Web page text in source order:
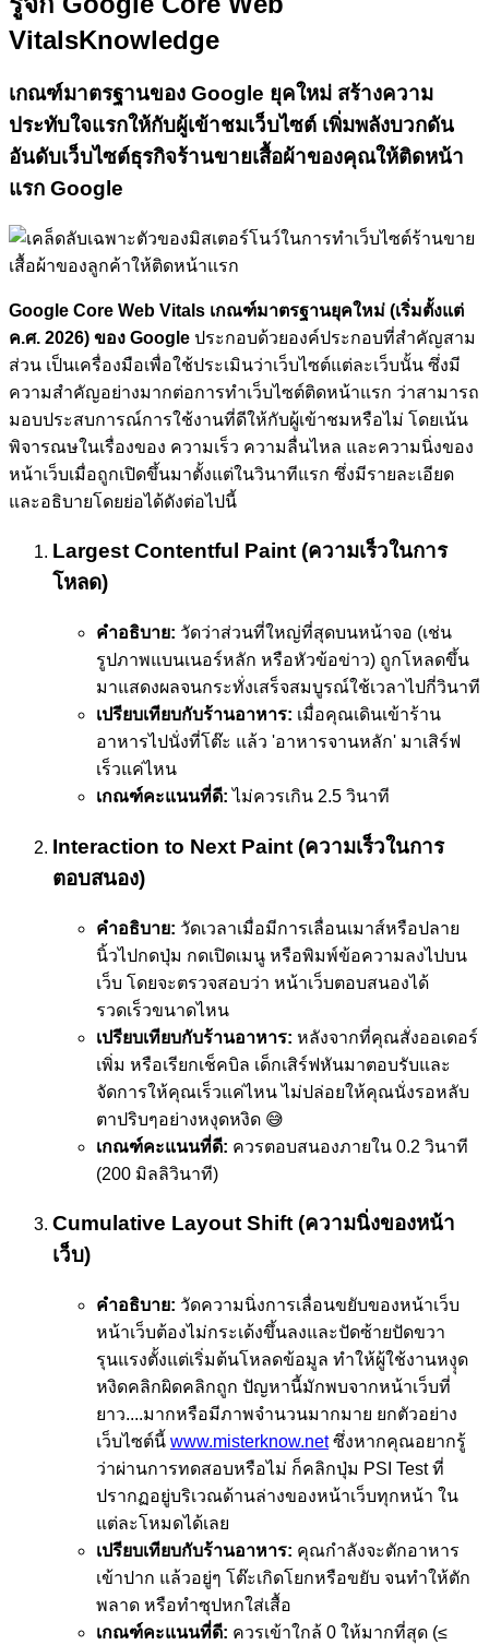
VitalsKnowledge
เกณฑ์มาตรฐานของ Google ยุคใหม่ สร้างความ
ประทับใจแรกให้กับผู้เข้าชมเว็บไซต์ เพิ่มพลังบวกดัน
อันดับเว็บไซต์ธุรกิจร้านขายเสื้อผ้าของคุณให้ติดหน้า
แรก Google
Google Core Web Vitals เกณฑ์มาตรฐานยุคใหม่ (เริ่มตั้งแต่
ค.ศ. 2026) ของ Google ประกอบด้วยองค์ประกอบที่สำคัญสาม
ส่วน เป็นเครื่องมือเพื่อใช้ประเมินว่าเว็บไซต์แต่ละเว็บนั้น ซึ่งมี
ความสำคัญอย่างมากต่อการทำเว็บไซต์ติดหน้าแรก ว่าสามารถ
มอบประสบการณ์การใช้งานที่ดีให้กับผู้เข้าชมหรือไม่ โดยเน้น
พิจารณษในเรื่องของ ความเร็ว ความลื่นไหล และความนิ่งของ
หน้าเว็บเมื่อถูกเปิดขึ้นมาตั้งแต่ในวินาทีแรก ซึ่งมีรายละเอียด
และอธิบายโดยย่อได้ดังต่อไปนี้
Largest Contentful Paint (ความเร็วในการ
โหลด)
คำอธิบาย: วัดว่าส่วนที่ใหญ่ที่สุดบนหน้าจอ (เช่น
รูปภาพแบนเนอร์หลัก หรือหัวข้อข่าว) ถูกโหลดขึ้น
มาแสดงผลจนกระทั่งเสร็จสมบูรณ์ใช้เวลาไปกี่วินาที
เปรียบเทียบกับร้านอาหาร: เมื่อคุณเดินเข้าร้าน
อาหารไปนั่งที่โต๊ะ แล้ว 'อาหารจานหลัก' มาเสิร์ฟ
เร็วแค่ไหน
เกณฑ์คะแนนที่ดี: ไม่ควรเกิน 2.5 วินาที
Interaction to Next Paint (ความเร็วในการ
ตอบสนอง)
คำอธิบาย: วัดเวลาเมื่อมีการเลื่อนเมาส์หรือปลาย
นิ้วไปกดปุ่ม กดเปิดเมนู หรือพิมพ์ข้อความลงไปบน
เว็บ โดยจะตรวจสอบว่า หน้าเว็บตอบสนองได้
รวดเร็วขนาดไหน
เปรียบเทียบกับร้านอาหาร: หลังจากที่คุณสั่งออเดอร์
เพิ่ม หรือเรียกเช็คบิล เด็กเสิร์ฟหันมาตอบรับและ
จัดการให้คุณเร็วแค่ไหน ไม่ปล่อยให้คุณนั่งรอหลับ
ตาปริบๆอย่างหงุดหงิด 😅
เกณฑ์คะแนนที่ดี: ควรตอบสนองภายใน 0.2 วินาที
(200 มิลลิวินาที)
Cumulative Layout Shift (ความนิ่งของหน้า
เว็บ)
คำอธิบาย: วัดความนิ่งการเลื่อนขยับของหน้าเว็บ
หน้าเว็บต้องไม่กระเด้งขึ้นลงและปัดซ้ายปัดขวา
รุนแรงตั้งแต่เริ่มต้นโหลดข้อมูล ทำให้ผู้ใช้งานหงุุด
หงิดคลิกผิดคลิกถูก ปัญหานี้มักพบจากหน้าเว็บที่
ยาว....มากหรือมีภาพจำนวนมากมาย ยกตัวอย่าง
เว็บไซต์นี้ www.misterknow.netซึ่งหากคุณอยากรู้
ว่าผ่านการทดสอบหรือไม่ ก็คลิกปุ่ม PSI Test ที่
ปรากฏอยู่บริเวณด้านล่างของหน้าเว็บทุกหน้า ใน
แต่ละโหมดได้เลย
เปรียบเทียบกับร้านอาหาร: คุณกำลังจะตักอาหาร
เข้าปาก แล้วอยู่ๆ โต๊ะเกิดโยกหรือขยับ จนทำให้ตัก
พลาด หรือทำซุปหกใส่เสื้อ
เกณฑ์คะแนนที่ดี: ควรเข้าใกล้ 0 ให้มากที่สุด (≤